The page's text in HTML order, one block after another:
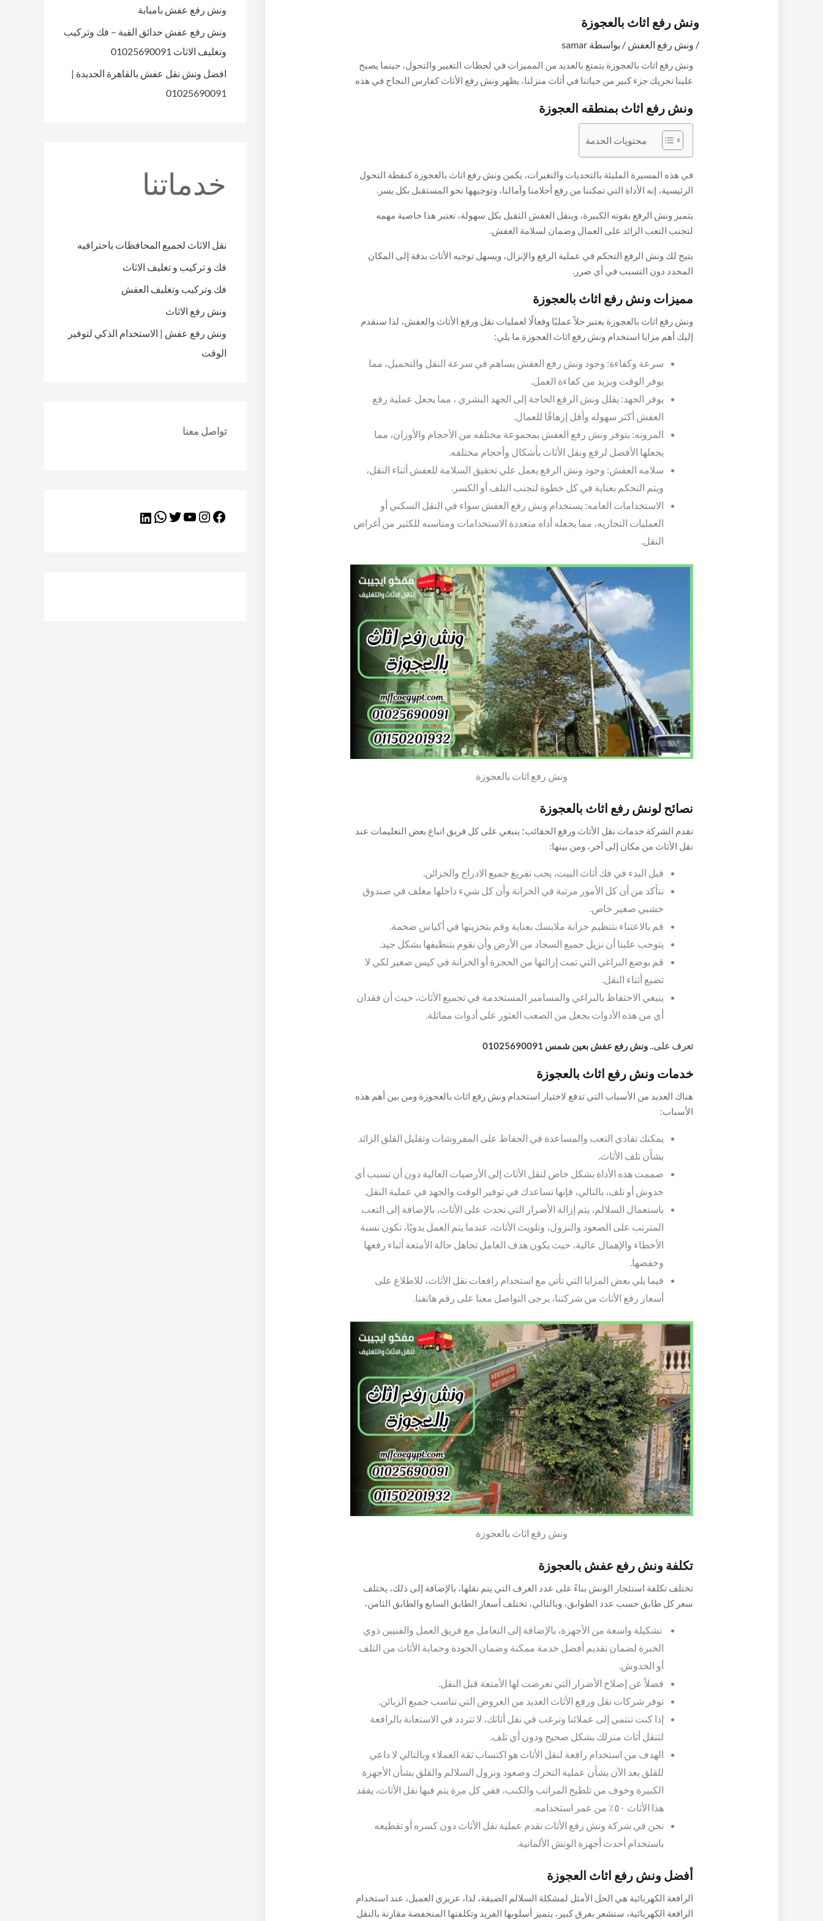
ونش رفع اثاث بالعجوزة
/ ونش رفع العفش / بواسطة samar
ونش رفع اثاث بالعجوزة يتمتع بالعديد من المميزات في لحظات التغيير والتحول، حينما يصبح
علينا تحريك جزء كبير من حياتنا في أثاث منزلنا، يظهر ونش رفع الأثاث كفارس النجاح في هذه
وخالية من القلق، حينما يتطلب علينا رفع أثقال الارتباطات والتغيير، يبرز ونش رفع الأثاث
كرفيق قوي وفعال، فإنه الفرق بين السهولة والتعقيد، حيث يأتي بفريق محترف وأساليب حديثة
ليجعل من هموم نقل الأثاث شيئًا من الماضي، ولمعرفة أهم مزايا اللجوء إلى
العفش بالعجوزة تابع معنا مقالنا هذا.
ونش رفع اثاث بمنطقه العجوزة
محتويات الخدمة
في هذه المسيرة المليئة بالتحديات والتغيرات، يكمن ونش رفع اثاث بالعجوزة كنقطة التحول
الرئيسية، إنه الأداة التي تمكننا من رفع أحلامنا وآمالنا، وتوجيهها نحو المستقبل بكل يسر.
يتميز ونش الرفع بقوته الكبيرة، وينقل العفش الثقيل بكل سهولة، تعتبر هذا خاصية مهمه
لتجنب التعب الزائد على العمال وضمان لسلامة العفش.
يتيح لك ونش الرفع التحكم في عملية الرفع والإنزال، ويسهل توجيه الأثاث بدقة إلى المكان
المحدد دون التسبب في أي ضرر.
مميزات ونش رفع اثاث بالعجوزة
ونش رفع اثاث بالعجوزة يعتبر حلاً عمليًا وفعالًا لعمليات نقل ورفع الأثاث والعفش، لذا سنقدم
إليك أهم مزايا استخدام ونش رفع اثاث العجوزة ما يلي:
سرعة وكفاءة: وجود ونش رفع العفش يساهم في سرعة النقل والتحميل، مما
يوفر الوقت ويزيد من كفاءة العمل.
يوفر الجهد: يقلل ونش الرفع الحاجة إلى الجهد البشري ، مما يجعل عملية رفع
العفش أكثر سهوله وأقل إرهاقًا للعمال.
المرونه: يتوفر ونش رفع العفش بمجموعة مختلفه من الأحجام والأوزان، مما
يجعلها الأفضل لرفع ونقل الأثاث بأشكال وأحجام مختلفه.
سلامه العفش: وجود ونش الرفع يعمل علي تحقيق السلامة للعفش أثناء النقل،
ويتم التحكم بعناية في كل خطوة لتجنب التلف أو الكسر.
الاستخدامات العامه: يستخدام ونش رفع العفش سواء في النقل السكني أو
العمليات التجاريه، مما يجعله أداه متعددة الاستخدامات ومناسبه للكثير من أغراض
النقل.
ونش رفع اثاث بالعجوزة
نصائح لونش رفع اثاث بالعجوزة
تقدم الشركة خدمات نقل الأثاث ورفع الحقائب؛ ينبغي على كل فريق اتباع بعض التعليمات عند
نقل الأثاث من مكان إلى آخر، ومن بينها:
قبل البدء في فك أثاث البيت، يجب تفريغ جميع الادراج والخزائن.
نتأكد من أن كل الأمور مرتبة في الخزانة وأن كل شيء داخلها مغلف في صندوق
خشبي صغير خاص.
قم بالاعتناء بتنظيم خزانة ملابسك بعناية وقم بتخزينها في أكياس ضخمة.
يتوجب علينا أن نزيل جميع السجاد من الأرض وأن نقوم بتنظيفها بشكل جيد.
قم بوضع البراغي التي تمت إزالتها من الحجرة أو الخزانة في كيس صغير لكي لا
تضيع أثناء النقل.
ينبغي الاحتفاظ بالبراغي والمسامير المستخدمة في تجميع الأثاث، حيث أن فقدان
أي من هذه الأدوات يجعل من الصعب العثور على أدوات مماثلة.
تعرف على..ونش رفع عفش بعين شمس 01025690091
خدمات ونش رفع اثاث بالعجوزة
هناك العديد من الأسباب التي تدفع لاختيار استخدام ونش رفع اثاث بالعجوزة ومن بين أهم هذه
الأسباب:
يمكنك تفادي التعب والمساعدة في الحفاظ على المفروشات وتقليل القلق الزائد
بشأن تلف الأثاث.
صممت هذه الأداة بشكل خاص لنقل الأثاث إلى الأرضيات العالية دون أن تسبب أي
خدوش أو تلف، بالتالي، فإنها تساعدك في توفير الوقت والجهد في عملية النقل.
باستعمال السلالم، يتم إزالة الأضرار التي تحدث على الأثاث، بالإضافة إلى التعب
المترتب على الصعود والنزول، وتلويث الأثاث، عندما يتم العمل يدويًا، تكون نسبة
الأخطاء والإهمال عالية، حيث يكون هدف العامل تجاهل حالة الأمتعة أثناء رفعها
وخفضها.
فيما يلي بعض المزايا التي تأتي مع استخدام رافعات نقل الأثاث، للاطلاع على
أسعار رفع الأثاث من شركتنا، يرجى التواصل معنا على رقم هاتفنا.
ونش رفع اثاث بالعجوزة
تكلفة ونش رفع عفش بالعجوزة
تختلف تكلفة استئجار الونش بناءً على عدد الغرف التي يتم نقلها، بالإضافة إلى ذلك، يختلف
سعر كل طابق حسب عدد الطوابق، وبالتالي، تختلف أسعار الطابق السابع والطابق الثامن،
تؤثر في تحديد سعر استئجار رافعة الأثاث، ومن بين أهم مزايا استخدام الونش، نذكر:
تشكيلة واسعة من الأجهزة، بالإضافة إلى التعامل مع فريق العمل والفنيين ذوي
الخبرة لضمان تقديم أفضل خدمة ممكنة وضمان الجودة وحماية الأثاث من التلف
أو الخدوش.
فضلاً عن إصلاح الأضرار التي تعرضت لها الأمتعة قبل النقل.
توفر شركات نقل ورفع الأثاث العديد من العروض التي تناسب جميع الزبائن.
إذا كنت تنتمي إلى عملائنا وترغب في نقل أثاثك، لا تتردد في الاستعانة بالرافعة
لتنقل أثاث منزلك بشكل صحيح ودون أي تلف.
الهدف من استخدام رافعة لنقل الأثاث هو اكتساب ثقة العملاء وبالتالي لا داعي
للقلق بعد الآن بشأن عملية التحرك وصعود ونزول السلالم والقلق بشأن الأجهزة
الكبيرة وخوف من تلطيخ المراتب والكنب، ففي كل مرة يتم فيها نقل الأثاث، يفقد
هذا الأثاث ٥٠٪ من عمر استخدامه.
نحن في شركة ونش رفع الأثاث نقدم عملية نقل الأثاث دون كسره أو تقطيعه
باستخدام أحدث أجهزة الونش الألمانية.
أفضل ونش رفع اثاث العجوزة
الرافعة الكهربائية هي الحل الأمثل لمشكلة السلالم الضيقة، لذا، عزيزي العميل، عند استخدام
الرافعة الكهربائية، ستشعر بفرق كبير، يتميز أسلوبها الفريد وتكلفتها المنخفضة مقارنة بالنقل
ونش رفع عفش بامبابة
ونش رفع عفش حدائق القبة – فك وتركيب
وتغليف الاثاث 01025690091
افضل ونش نقل عفش بالقاهرة الجديدة |
01025690091
خدماتنا
نقل الاثاث لجميع المحافظات باحترافيه
فك و تركيب و تغليف الاثاث
فك وتركيب وتغليف العفش
ونش رفع الاثاث
ونش رفع عفش | الاستخدام الذكي لتوفير
الوقت
تواصل معنا